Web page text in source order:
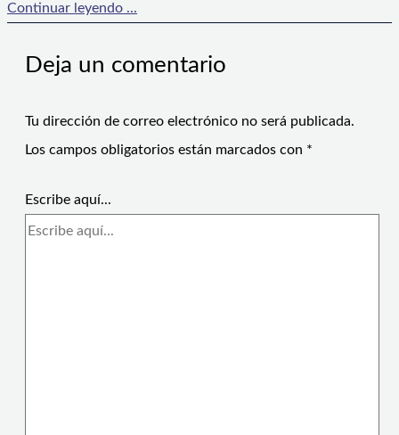
Continuar leyendo ...
Deja un comentario
Tu dirección de correo electrónico no será publicada.
Los campos obligatorios están marcados con *
Escribe aquí...